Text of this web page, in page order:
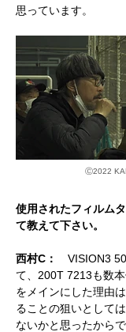
思っています。
Ⓒ2022
使用されたフィルム
て教えて下さい。
西村C： VISION3
て、200T 7213も数
をメインにした理由
ることの狙いとして
ないかと思ったから